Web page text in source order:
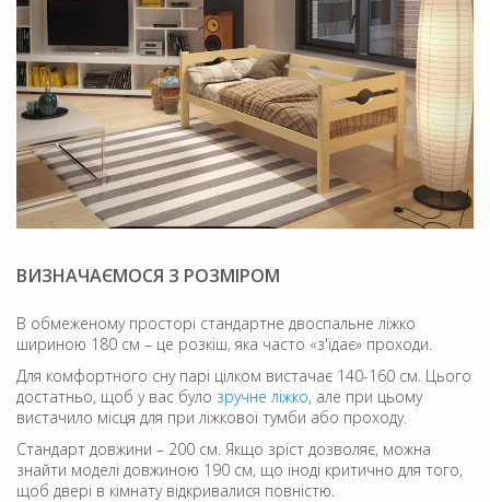
ВИЗНАЧАЄМОСЯ З РОЗМІРОМ
В обмеженому просторі стандартне двоспальне ліжко
шириною 180 см – це розкіш, яка часто «з'їдає» проходи.
Для комфортного сну парі цілком вистачає 140-160 см. Цього
достатньо, щоб у вас було зручне ліжко, але при цьому
вистачило місця для при ліжкової тумби або проходу.
Стандарт довжини – 200 см. Якщо зріст дозволяє, можна
знайти моделі довжиною 190 см, що іноді критично для того,
щоб двері в кімнату відкривалися повністю.